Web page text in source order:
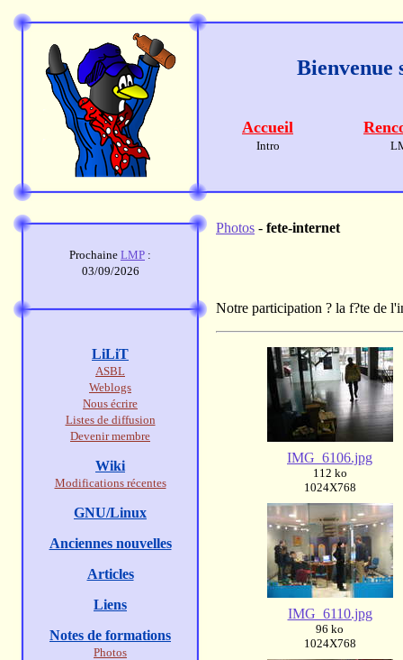
Accueil
Intro
Photos - fete-internet
Notre participation ? la f?te de
IMG_6106.jpg
112 ko
1024X768
IMG_6110.jpg
96 ko
1024X768
Prochaine LMP :
03/09/2026
LiLiT
ASBL
Weblogs
Nous écrire
Listes de diffusion
Devenir membre
Wiki
Modifications récentes
GNU/Linux
Anciennes nouvelles
Articles
Liens
Notes de formations
Photos